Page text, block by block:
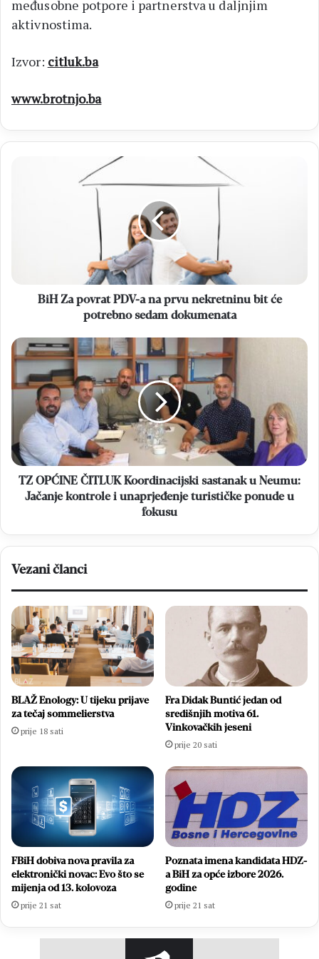
međusobne potpore i partnerstva u daljnjim
aktivnostima.
Izvor: citluk.ba
www.brotnjo.ba
dokumenata
BiH Za povrat PDV-a na prvu nekretninu bit će
potrebno sedam dokumenata
TZ
OPĆINE
ČITLUK
Koordinacijski
sastanak
Neumu:
Jačanje
kontrole
unaprjeđenje
u
TZ OPĆINE ČITLUK Koordinacijski sastanak u Neumu:
Jačanje kontrole i unaprjeđenje turističke ponude u
fokusu
Vezani članci
BLAŽ Enology: U tijeku prijave
za tečaj sommelierstva
prije 18 sati
Fra Didak Buntić jedan od
središnjih motiva 61.
Vinkovačkih jeseni
prije 20 sati
FBiH dobiva nova pravila za
elektronički novac: Evo što se
mijenja od 13. kolovoza
prije 21 sat
Poznata imena kandidata HDZ-
a BiH za opće izbore 2026.
godine
prije 21 sat